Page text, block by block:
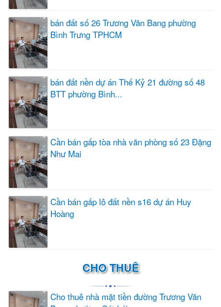
bán đất số 26 Trương Văn Bang phường
Bình Trưng TPHCM
bán đất nền dự án Thế Kỷ 21 đường số 48
BTT phường Bình...
Cần bán gấp tòa nhà văn phòng số 23 Đặng
Như Mai
Cần bán gấp lô đất nền s16 dự án Huy
Hoàng
CHO THUÊ
Cho thuê nhà mặt tiền đường Trương Văn